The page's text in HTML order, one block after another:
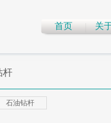
首页 关
杆
石油钻杆